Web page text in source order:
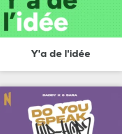
Y'a de l'idée